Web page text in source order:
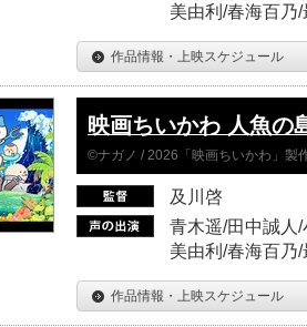
美由利/春海百乃
作品情報・上映スケジュール
映画ちいかわ 人魚の
©ナガノ / 2026「映画ちいかわ」製
及川啓
青木遥/田中誠人
美由利/春海百乃
作品情報・上映スケジュール